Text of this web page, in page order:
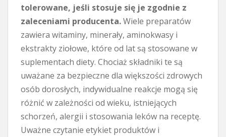
tolerowane, jeśli stosuje się je zgodnie z
zaleceniami producenta.Wiele preparatów
zawiera witaminy, minerały, aminokwasy i
ekstrakty ziołowe, które od lat są stosowane w
suplementach diety. Chociaż składniki te są
uważane za bezpieczne dla większości zdrowych
osób dorosłych, indywidualne reakcje mogą się
różnić w zależności od wieku, istniejących
schorzeń, alergii i stosowania leków na receptę.
Uważne czytanie etykiet produktów i